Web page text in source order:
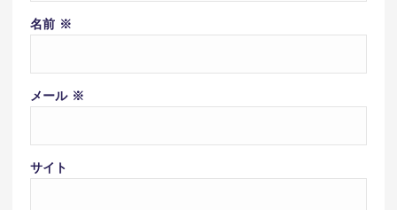
名前 ※
メール ※
サイト